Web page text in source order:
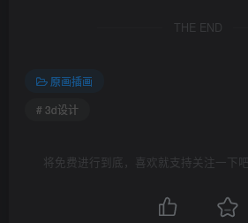
THE END
原画插画
# 3d设计
将免费进行到底，喜欢就支持关注一下